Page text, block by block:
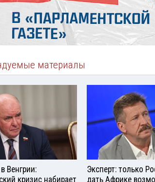
материалы
Венгрии:
кризис набирает
Эксперт: только
дать Африке